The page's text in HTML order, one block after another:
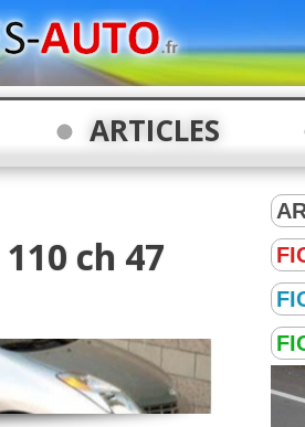
ARTICLES
ch 47